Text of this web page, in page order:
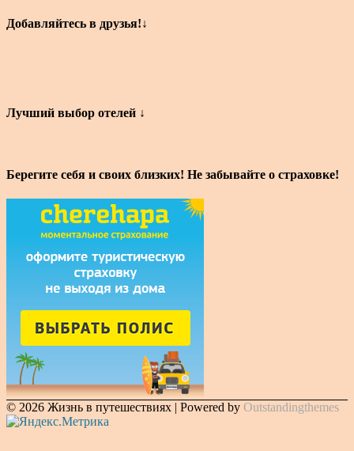
Добавляйтесь в друзья!↓
Лучший выбор отелей ↓
Берегите себя и своих близких! Не забывайте о страховке!
© 2026 Жизнь в путешествиях | Powered by Outstandingthemes